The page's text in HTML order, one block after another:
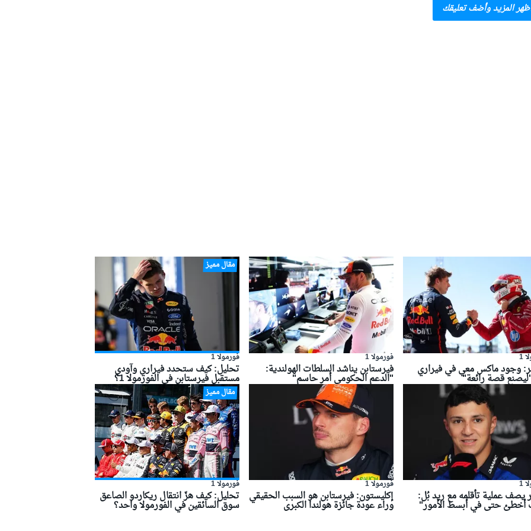
المزيد وأضف تعليقك
1
وجود ماكس معي في فيراري
قصة رائعة"
فورمولا 1
فيرستابن يناشد السلطات الهولندية:
"الدعم الحكومي أمر حاسم"
مقال مميز
فورمولا 1
تحليل: كيف ستحدد فيراري وآودي
مستقبل فيرستابن في الفورمولا 1؟
1
يصف عملية تأقلمه مع ريد بُل:
أخطئ حتى في أبسط الأمور"
فورمولا 1
إكليستون: فيرستابن هو السبب الحقيقي
وراء عودة جائزة هولندا الكبرى
مقال مميز
فورمولا 1
تحليل: كيف هزّ انتقال ريكاردو الصاعق
سوق السائقين في الفورمولا واحد؟